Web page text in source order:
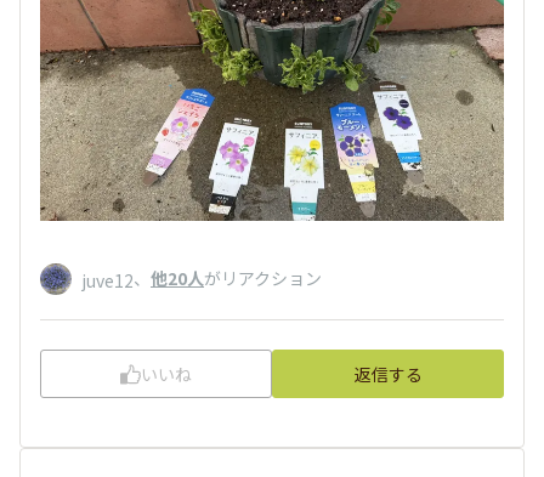
juve12、 他20人がリアクション
いいね 返信する